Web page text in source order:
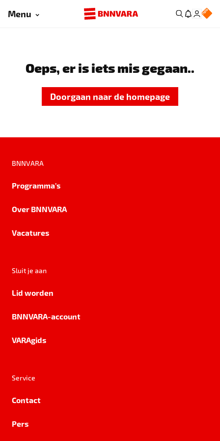
Menu
Oeps, er is iets mis gegaan..
Doorgaan naar de homepage
BNNVARA
Programma's
Over BNNVARA
Vacatures
Sluit je aan
Lid worden
BNNVARA-account
VARAgids
Service
Contact
Pers